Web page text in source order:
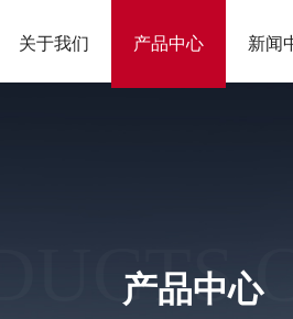
关于我们 产品中心 新闻
产品中心